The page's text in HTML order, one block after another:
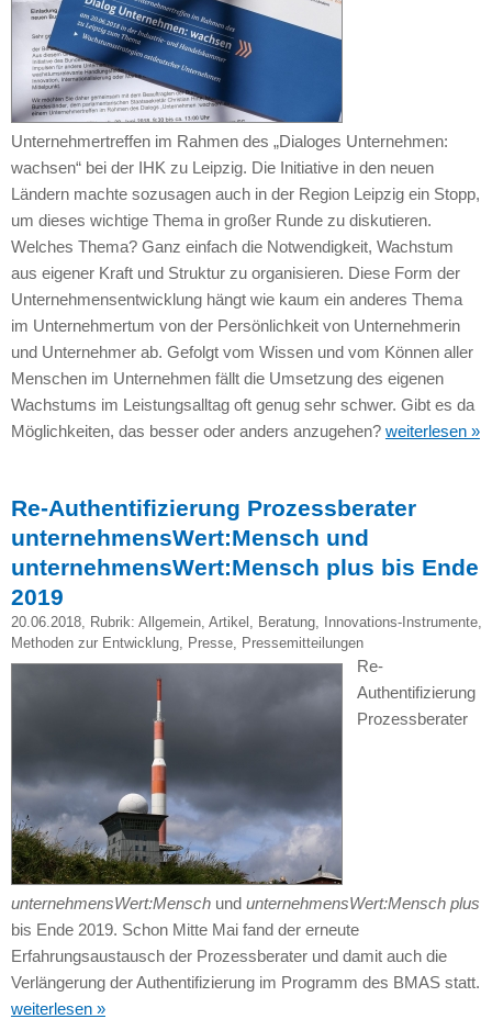
Unternehmertreffen im Rahmen des „Dialoges Unternehmen:
wachsen“ bei der IHK zu Leipzig. Die Initiative in den neuen
Ländern machte sozusagen auch in der Region Leipzig ein Stopp,
um dieses wichtige Thema in großer Runde zu diskutieren.
Welches Thema? Ganz einfach die Notwendigkeit, Wachstum
aus eigener Kraft und Struktur zu organisieren. Diese Form der
Unternehmensentwicklung hängt wie kaum ein anderes Thema
im Unternehmertum von der Persönlichkeit von Unternehmerin
und Unternehmer ab. Gefolgt vom Wissen und vom Können aller
Menschen im Unternehmen fällt die Umsetzung des eigenen
Wachstums im Leistungsalltag oft genug sehr schwer. Gibt es da
Möglichkeiten, das besser oder anders anzugehen? weiterlesen »
Re-Authentifizierung Prozessberater
unternehmensWert:Mensch und
unternehmensWert:Mensch plus bis Ende
2019
20.06.2018, Rubrik: Allgemein, Artikel , Beratung, Innovations-Instrumente,
Methoden zur Entwicklung, Presse, Pressemitteilungen
Re-
Authentifizierung
Prozessberater
unternehmensWert:Menschund unternehmensWert:Mensch plus
bis Ende 2019. Schon Mitte Mai fand der erneute
Erfahrungsaustausch der Prozessberater und damit auch die
Verlängerung der Authentifizierung im Programm des BMAS statt.
weiterlesen »